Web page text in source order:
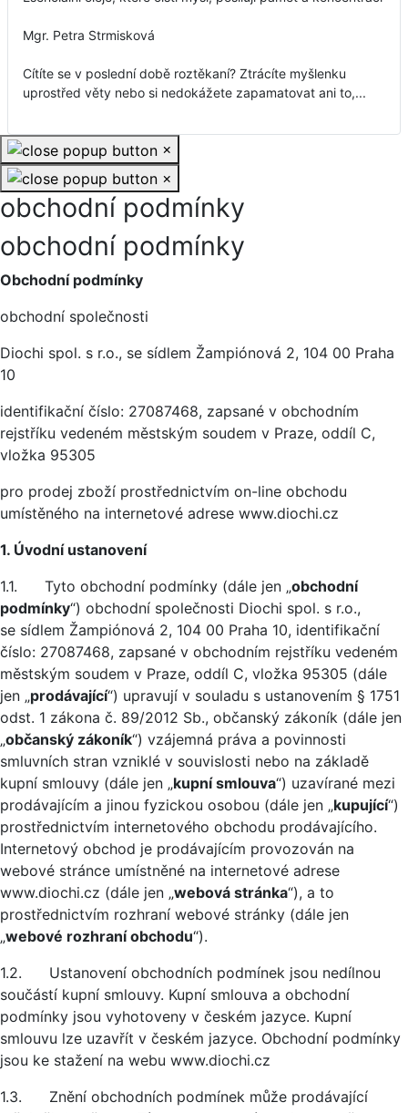
Mgr. Petra Strmisková
Cítíte se v poslední době roztěkaní? Ztrácíte myšlenku
uprostřed věty nebo si nedokážete zapamatovat ani to,...
×
×
obchodní podmínky
obchodní podmínky
Obchodní podmínky
obchodní společnosti
Diochi spol. s r.o., se sídlem Žampiónová 2, 104 00 Praha
10
identifikační číslo: 27087468, zapsané v obchodním
rejstříku vedeném městským soudem v Praze, oddíl C,
vložka 95305
pro prodej zboží prostřednictvím on-line obchodu
umístěného na internetové adrese www.diochi.cz
1. Úvodní ustanovení
1.1. Tyto obchodní podmínky (dále jen „obchodní
podmínky“) obchodní společnosti Diochi spol. s r.o.,
se sídlem Žampiónová 2, 104 00 Praha 10, identifikační
číslo: 27087468, zapsané v obchodním rejstříku vedeném
městským soudem v Praze, oddíl C, vložka 95305 (dále
jen „prodávající“) upravují v souladu s ustanovením § 1751
odst. 1 zákona č. 89/2012 Sb., občanský zákoník (dále jen
„občanský zákoník“) vzájemná práva a povinnosti
smluvních stran vzniklé v souvislosti nebo na základě
kupní smlouvy (dále jen „kupní smlouva“) uzavírané mezi
prodávajícím a jinou fyzickou osobou (dále jen „kupující“)
prostřednictvím internetového obchodu prodávajícího.
Internetový obchod je prodávajícím provozován na
webové stránce umístněné na internetové adrese
www.diochi.cz (dále jen „webová stránka“), a to
prostřednictvím rozhraní webové stránky (dále jen
„webové rozhraní obchodu“).
1.2. Ustanovení obchodních podmínek jsou nedílnou
součástí kupní smlouvy. Kupní smlouva a obchodní
podmínky jsou vyhotoveny v českém jazyce. Kupní
smlouvu lze uzavřít v českém jazyce. Obchodní podmínky
jsou ke stažení na webu www.diochi.cz
1.3. Znění obchodních podmínek může prodávající